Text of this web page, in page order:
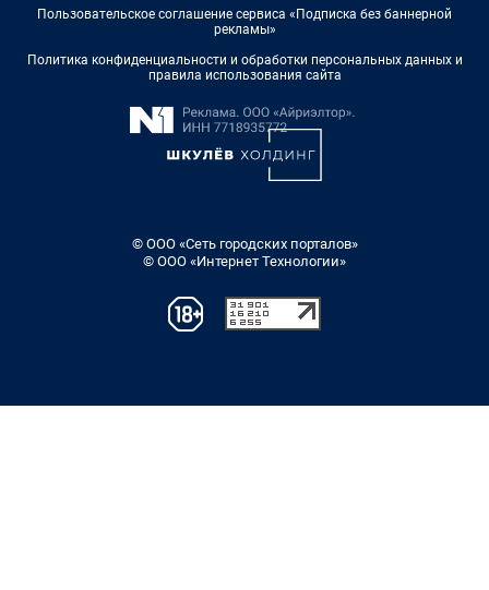
Пользовательское соглашение сервиса «Подписка без баннерной
рекламы»
Политика конфиденциальности и обработки персональных данных и
правила использования сайта
© ООО «Сеть городских порталов»
© ООО «Интернет Технологии»